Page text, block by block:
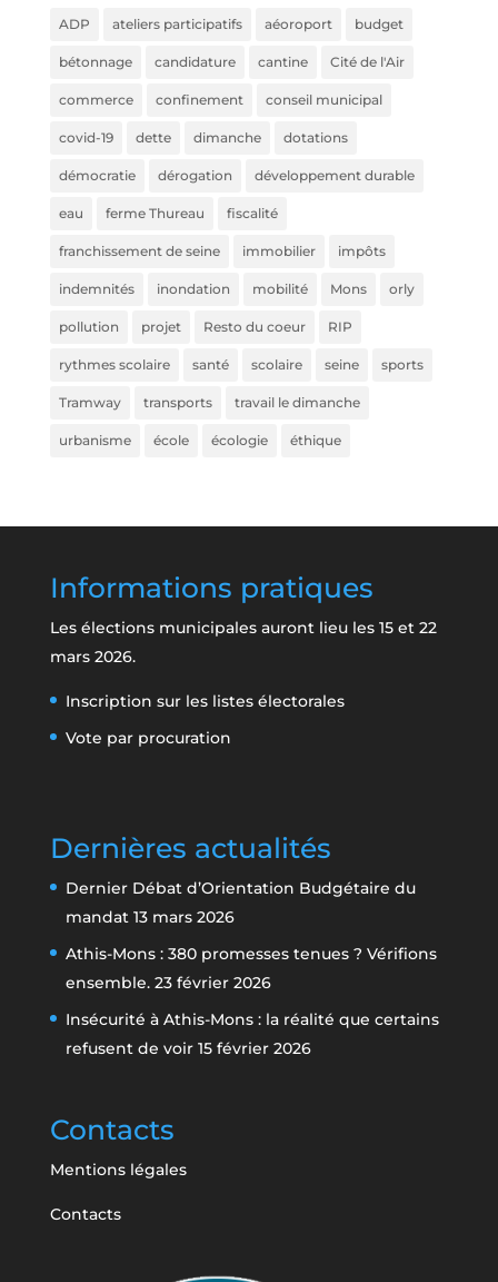
ADP ateliers participatifs aéoroport budget
bétonnage candidature cantine Cité de l'Air
commerce confinement conseil municipal
covid-19 dette dimanche dotations
démocratie dérogation développement durable
eau ferme Thureau fiscalité
franchissement de seine immobilier impôts
indemnités inondation mobilité Mons orly
pollution projet Resto du coeur RIP
rythmes scolaire santé scolaire seine sports
Tramway transports travail le dimanche
urbanisme école écologie éthique
Informations pratiques
Les élections municipales auront lieu les 15 et 22
mars 2026.
Inscription sur les listes électorales
Vote par procuration
Dernières actualités
Dernier Débat d’Orientation Budgétaire du
mandat 13 mars 2026
Athis-Mons : 380 promesses tenues ? Vérifions
ensemble. 23 février 2026
Insécurité à Athis-Mons : la réalité que certains
refusent de voir 15 février 2026
Contacts
Mentions légales
Contacts